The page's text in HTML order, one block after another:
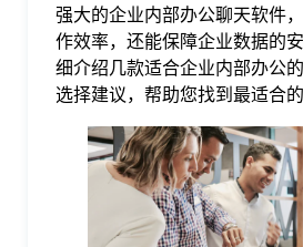
格
强大的企业内部办公聊天软件
作效率，还能保障企业数据的
细介绍几款适合企业内部办公
选择建议，帮助您找到最适合的